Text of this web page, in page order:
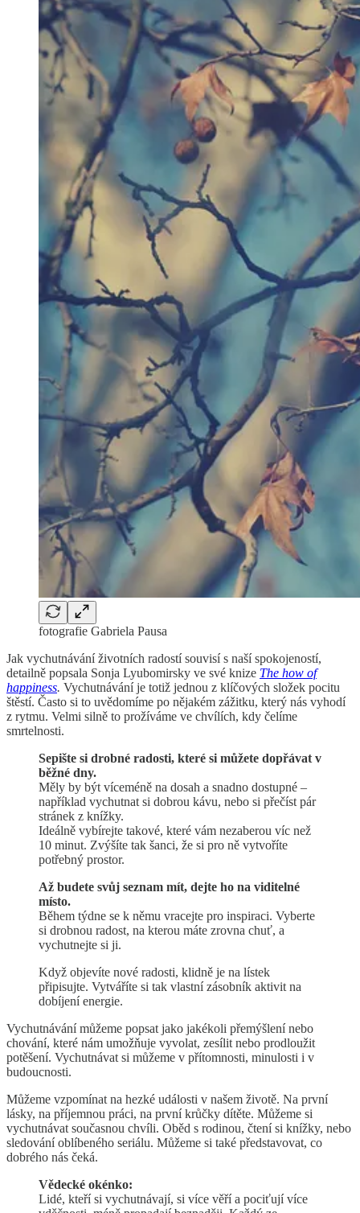
fotografie Gabriela Pausa
Jak vychutnávání životních radostí souvisí s naší spokojeností,
detailně popsala Sonja Lyubomirsky ve své knize The how of
happiness. Vychutnávání je totiž jednou z klíčových složek pocitu
štěstí. Často si to uvědomíme po nějakém zážitku, který nás vyhodí
z rytmu. Velmi silně to prožíváme ve chvílích, kdy čelíme
smrtelnosti.
Sepište si drobné radosti, které si můžete dopřávat v
běžné dny.
Měly by být víceméně na dosah a snadno dostupné –
například vychutnat si dobrou kávu, nebo si přečíst pár
stránek z knížky.
Ideálně vybírejte takové, které vám nezaberou víc než
10 minut. Zvýšíte tak šanci, že si pro ně vytvoříte
potřebný prostor.
Až budete svůj seznam mít, dejte ho na viditelné
místo.
Během týdne se k němu vracejte pro inspiraci. Vyberte
si drobnou radost, na kterou máte zrovna chuť, a
vychutnejte si ji.
Když objevíte nové radosti, klidně je na lístek
připisujte. Vytváříte si tak vlastní zásobník aktivit na
dobíjení energie.
Vychutnávání můžeme popsat jako jakékoli přemýšlení nebo
chování, které nám umožňuje vyvolat, zesílit nebo prodloužit
potěšení. Vychutnávat si můžeme v přítomnosti, minulosti i v
budoucnosti.
Můžeme vzpomínat na hezké události v našem životě. Na první
lásky, na příjemnou práci, na první krůčky dítěte. Můžeme si
vychutnávat současnou chvíli. Oběd s rodinou, čtení si knížky, nebo
sledování oblíbeného seriálu. Můžeme si také představovat, co
dobrého nás čeká.
Vědecké okénko:
Lidé, kteří si vychutnávají, si více věří a pociťují více